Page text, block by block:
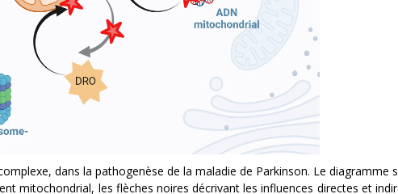
dans la pathogenèse de la maladie de Parkinson. Le diagramme
mitochondrial, les flèches noires décrivant les influences directes et